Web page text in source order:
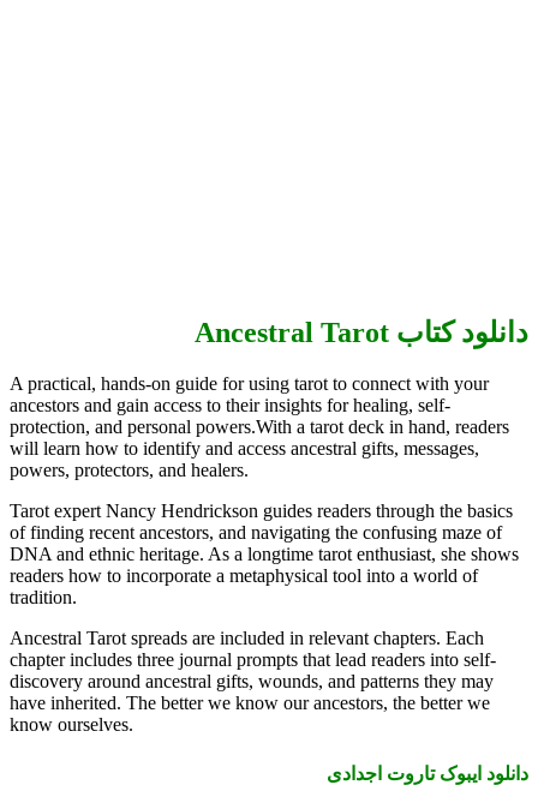
دانلود کتاب Ancestral Tarot
A practical, hands-on guide for using tarot to connect with your
ancestors and gain access to their insights for healing, self-
protection, and personal powers.With a tarot deck in hand, readers
will learn how to identify and access ancestral gifts, messages,
powers, protectors, and healers.
Tarot expert Nancy Hendrickson guides readers through the basics
of finding recent ancestors, and navigating the confusing maze of
DNA and ethnic heritage. As a longtime tarot enthusiast, she shows
readers how to incorporate a metaphysical tool into a world of
tradition.
Ancestral Tarot spreads are included in relevant chapters. Each
chapter includes three journal prompts that lead readers into self-
discovery around ancestral gifts, wounds, and patterns they may
have inherited. The better we know our ancestors, the better we
know ourselves.
دانلود ایبوک تاروت اجدادی